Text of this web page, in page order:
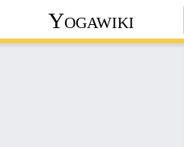
Yogawiki